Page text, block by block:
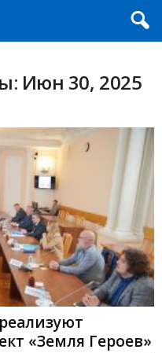
Июн 30, 2025
«Земля Героев»